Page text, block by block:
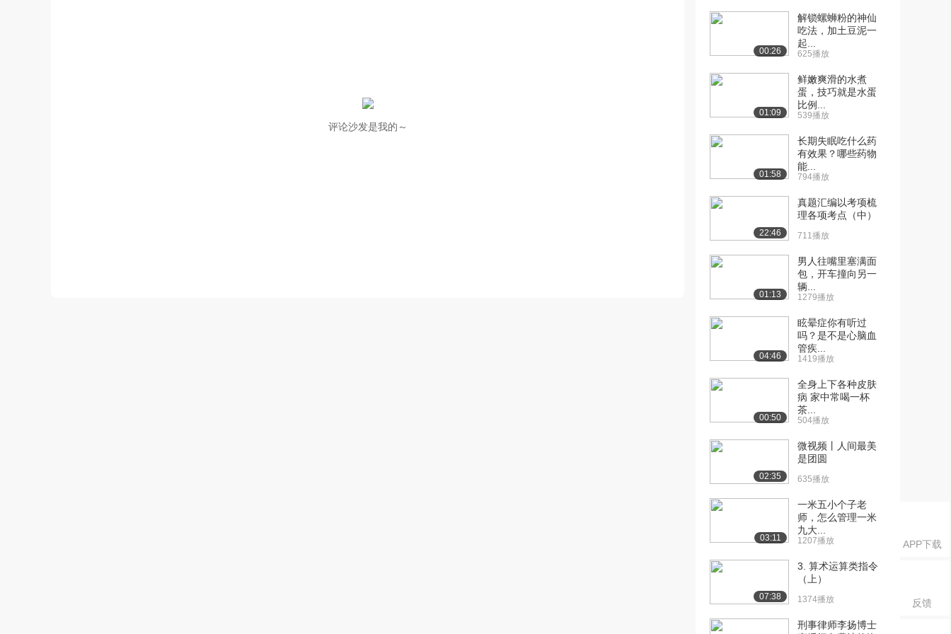
APP下载
反馈
评论沙发是我的～
[10] 08_尚硅谷_项目技术
07:02
[11] 09_尚硅谷_项目技术
09:48
[12] 10_尚硅谷_项目技术
09:06
点-主键生成...
点-Myba...
点-Myba...
[16] 13_尚硅谷_项目技术
点-Myba...
656播放
[17] 13_尚硅谷_项目技术
1175播放
[18] 15_尚硅谷_项目技术
680播放
[19] 15_尚硅谷_项目技术
672播放
[20] 16_尚硅谷_项目技术
点-Myba...
695播放
00:26
解锁螺蛳粉的神仙
吃法，加土豆泥一
起...
625播放
01:09
鲜嫩爽滑的水煮
蛋，技巧就是水蛋
比例...
539播放
01:58
长期失眠吃什么药
有效果？哪些药物
能...
794播放
22:46
真题汇编以考项梳
理各项考点（中）
711播放
01:13
男人往嘴里塞满面
包，开车撞向另一
辆...
1279播放
04:46
眩晕症你有听过
吗？是不是心脑血
管疾...
1419播放
00:50
全身上下各种皮肤
病 家中常喝一杯
茶...
504播放
02:35
微视频丨人间最美
是团圆
635播放
03:11
一米五小个子老
师，怎么管理一米
九大...
1207播放
07:38
3. 算术运算类指令
（上）
1374播放
刑事律师李扬博士